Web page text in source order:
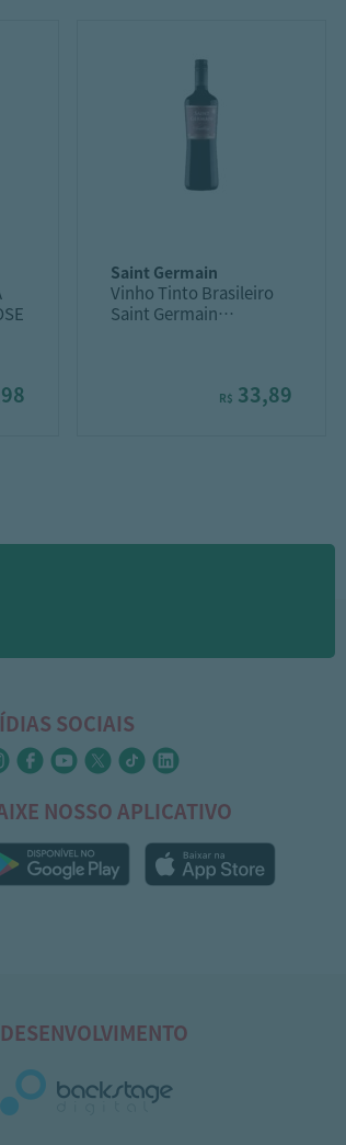
saint germain
Vinho Tinto Brasileiro
Saint Germain
R$ 33,89
SOCIAIS
NOSSO APLICATIVO
DESENVOLVIMENTO